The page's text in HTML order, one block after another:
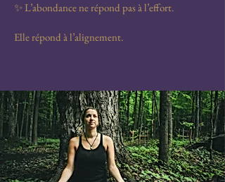
✨ L’abondance ne répond pas à l’effort.
Elle répond à l’alignement.